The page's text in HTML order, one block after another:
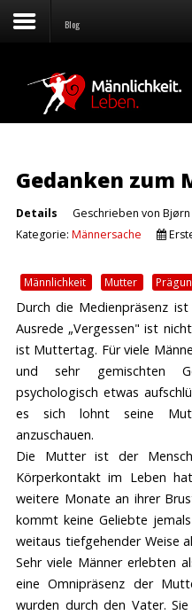
Blog
Gedanken zum
Details Geschrieben von
Kategorie: Männersache
Männlichkeit Mutter
Durch die Medienpräsenz
Ausrede „Vergessen" ist
ist Muttertag. Für viele
und sehr gemischten
psychologisch etwas
es sich lohnt seine
anzuschauen.
Die Mutter ist der
Körperkontakt im Leben
weitere Monate an ihrer
kommt keine Geliebte
weitaus tiefgehender Weise
Sehr viele Männer erlebten
eine Omnipräsenz der
wurden durch den Vater.